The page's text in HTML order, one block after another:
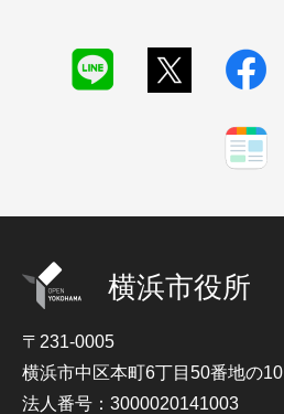
横浜市役所
〒231-0005
横浜市中区本町6丁目50番地の10
法人番号：3000020141003